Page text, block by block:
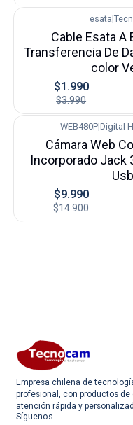
esata|
Cable Esata A
Transferencia De
color
$1.990
$3.990
WEB480P|Digital
Cámara Web
Incorporado Jack
Usb
$9.990
$14.900
Empresa chilena de
profesional, con productos
atención rápida y
Síguenos